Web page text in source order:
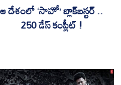
ఆ దేశంలో ‘సాహో’ బ్లాక్‌బస్టర్ ..
250 డేస్ కంప్లీట్ !